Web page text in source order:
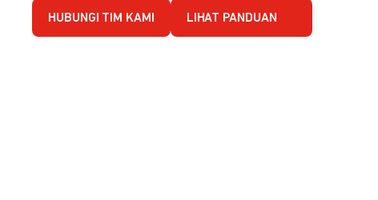
HUBUNGI TIM KAMI LIHAT PANDUAN